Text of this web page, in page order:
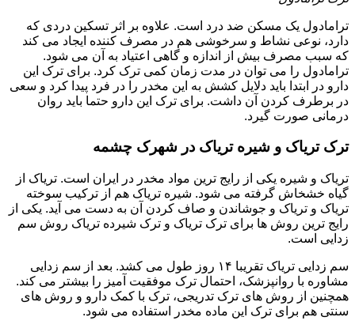
ترامادول یک مسکن ضد درد است. علاوه بر اثر تسکین دردی که
دارد، نوعی نشاط و سرخوشی هم در مصرف کننده ایجاد می کند
که سبب مصرف بیش از اندازه و گاهی اعتیاد به آن می شود.
ترامادول را می توان در مدت زمان کمی ترک کرد. برای ترک این
دارو در ابتدا باید دلایل کشش به این مخدر را در فرد پیدا کرد و سعی
در برطرف کردن آن داشت. برای ترک این دارو حتما باید روان
درمانی صورت گیرد.
ترک تریاک و شیره تریاک در شهرک چشمه
تریاک و شیره یکی از رایج ترین مواد مخدر در ایران است. تریاک از
گیاه خشخاش گرفته می شود. شیره تریاک هم از ترکیب سوخته
تریاک و تریاک و جوشاندن و صاف کردن آن به دست می آید. یکی از
رایج ترین روش ها برای ترک تریاک و ترک شیرده تریاک روش سم
زدایی است.
سم زدایی تریاک تقریبا ۱۴ روز طول می کشد. بعد از سم زدایی
مشاوره با روانپزشک، احتمال ترک موفقیت آمیز را بیشتر می کند.
همچنین از روش های ترک تدریجی، ترک با کمک دارو و روش های
سنتی هم برای ترک این ماده مخدر استفاده می شود.